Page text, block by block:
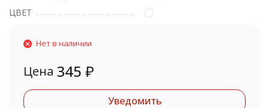
ЦВЕТ
Нет в наличии
Цена 345 ₽
Уведомить